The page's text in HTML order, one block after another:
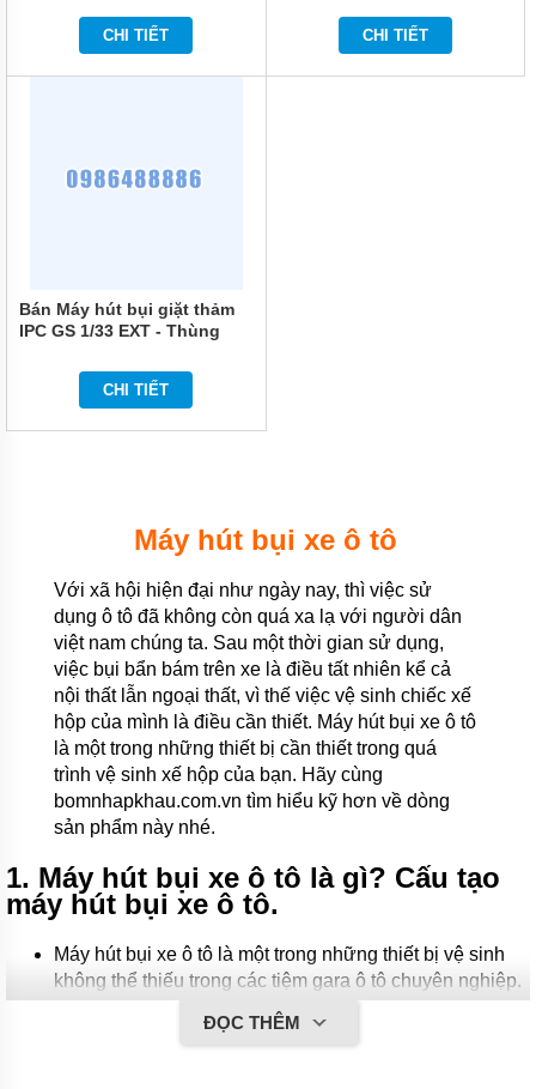
CHI TIẾT CHI TIẾT
Bán Máy hút bụi giặt thảm
IPC GS 1/33 EXT - Thùng
CHI TIẾT
Máy hút bụi xe ô tô
Với xã hội hiện đại như ngày nay, thì việc sử
dụng ô tô đã không còn quá xa lạ với người dân
việt nam chúng ta. Sau một thời gian sử dụng,
việc bụi bẩn bám trên xe là điều tất nhiên kể cả
nội thất lẫn ngoại thất, vì thế việc vệ sinh chiếc xế
hộp của mình là điều cần thiết. Máy hút bụi xe ô tô
là một trong những thiết bị cần thiết trong quá
trình vệ sinh xế hộp của bạn. Hãy cùng
bomnhapkhau.com.vn tìm hiểu kỹ hơn về dòng
sản phẩm này nhé.
1. Máy hút bụi xe ô tô là gì? Cấu tạo
máy hút bụi xe ô tô.
Máy hút bụi xe ô tô là một trong những thiết bị vệ sinh
không thể thiếu trong các tiệm gara ô tô chuyên nghiệp.
Với chức năng chính là hút thổi bụi bẩn của ô tô một
cách cực kỳ nhanh chóng và hiệu quả. Giúp người sử
ĐỌC THÊM